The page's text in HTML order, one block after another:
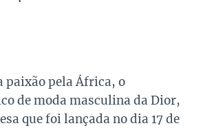
paixão pela África, o
de moda masculina da Dior,
que foi lançada no dia 17 de